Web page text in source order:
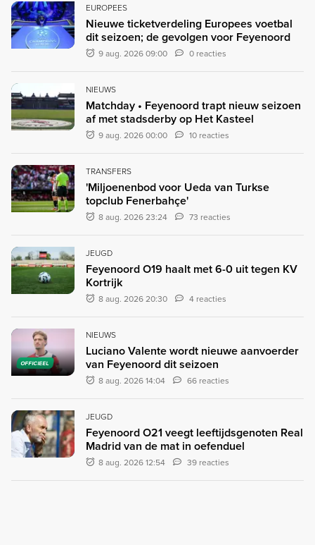
EUROPEES
Nieuwe ticketverdeling Europees voetbal
dit seizoen; de gevolgen voor Feyenoord
9 aug. 2026 09:00 0 reacties
NIEUWS
Matchday • Feyenoord trapt nieuw seizoen
af met stadsderby op Het Kasteel
9 aug. 2026 00:00 10 reacties
TRANSFERS
'Miljoenenbod voor Ueda van Turkse
topclub Fenerbahçe'
8 aug. 2026 23:24 73 reacties
JEUGD
Feyenoord O19 haalt met 6-0 uit tegen KV
Kortrijk
8 aug. 2026 20:30 4 reacties
OFFICIEEL
NIEUWS
Luciano Valente wordt nieuwe aanvoerder
van Feyenoord dit seizoen
8 aug. 2026 14:04 66 reacties
JEUGD
Feyenoord O21 veegt leeftijdsgenoten Real
Madrid van de mat in oefenduel
8 aug. 2026 12:54 39 reacties